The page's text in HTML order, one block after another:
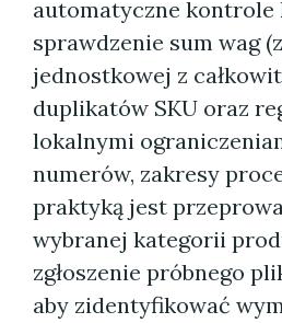
automatyczne kontrole
sprawdzenie sum wag
jednostkowej z
duplikatów SKU oraz
lokalnymi
numerów, zakresy
praktyką jest
wybranej kategorii
zgłoszenie próbnego
aby zidentyfikować